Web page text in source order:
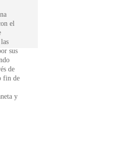
el
sus
de
fin de
y